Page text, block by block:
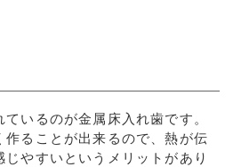
いるのが金属床入れ歯です。
ることが出来るので、熱が伝
やすいというメリットがあり